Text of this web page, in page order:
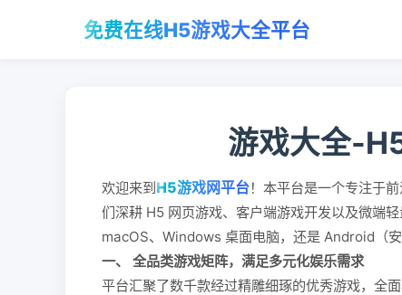
免费在线H5游戏大全平台
游戏大全-
欢迎来到H5游戏网平台！本平台是一个专注于
们深耕 H5 网页游戏、客户端游戏开发以及微端
macOS、Windows 桌面电脑，还是 Android（
一、 全品类游戏矩阵，满足多元化娱乐需求
平台汇聚了数千款经过精雕细琢的优秀游戏，全